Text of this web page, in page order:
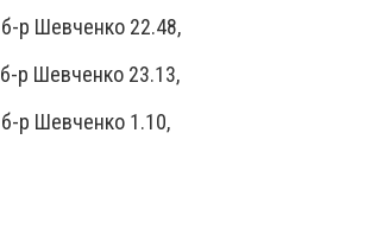
р Шевченко 22.48,
р Шевченко 23.13,
р Шевченко 1.10,